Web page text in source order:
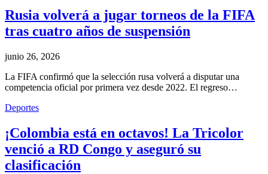
Rusia volverá a jugar torneos de la FIFA
tras cuatro años de suspensión
junio 26, 2026
La FIFA confirmó que la selección rusa volverá a disputar una
competencia oficial por primera vez desde 2022. El regreso…
Deportes
¡Colombia está en octavos! La Tricolor
venció a RD Congo y aseguró su
clasificación